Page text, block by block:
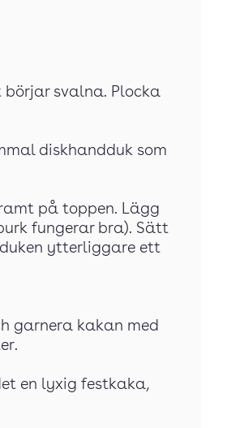
svalna. Plocka
diskhandduk som
på toppen. Lägg
fungerar bra). Sätt
ytterliggare ett
garnera kakan med
en lyxig festkaka,